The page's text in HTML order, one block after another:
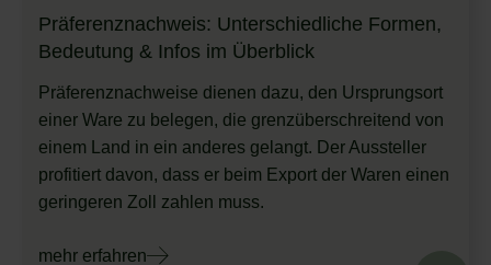
Präferenznachweis: Unterschiedliche Formen,
Bedeutung & Infos im Überblick
Präferenznachweise dienen dazu, den Ursprungsort
einer Ware zu belegen, die grenzüberschreitend von
einem Land in ein anderes gelangt. Der Aussteller
profitiert davon, dass er beim Export der Waren einen
geringeren Zoll zahlen muss.
mehr erfahren